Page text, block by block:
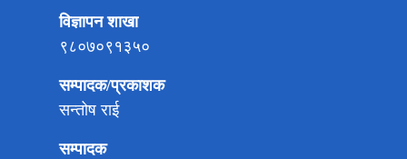
विज्ञापन शाखा
९८०७०९१३५०
सम्पादक/प्रकाशक
सन्तोष राई
सम्पादक